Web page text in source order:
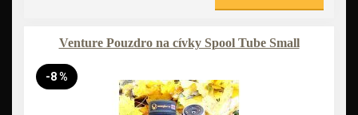
Venture Pouzdro na cívky Spool Tube Small
-8 %